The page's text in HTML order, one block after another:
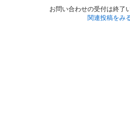
お問い合わせの受付は終了
関連投稿をみ